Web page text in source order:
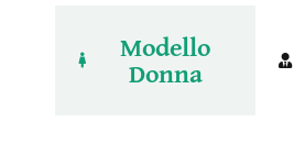
Modello
Donna